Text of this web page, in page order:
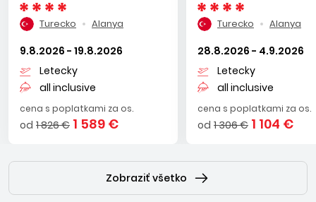
Alanya: Okurcalar, Avsallar, Turkler, Payallar, Konakli. Transfer
z letiska v Antalyi do Alanye trvá približne 3 hod.
Turecko Alanya
9.8.2026 - 19.8.2026
Letecky
all inclusive
cena s poplatkami za os.
od 1 826 € 1 589 €
Turecko Alanya
28.8.2026 - 4.9.2026
Letecky
all inclusive
cena s poplatkami za os.
od 1 306 € 1 104 €
Zobraziť všetko